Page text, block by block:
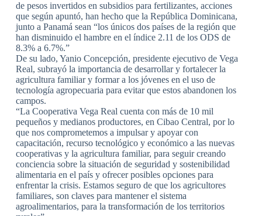
de pesos invertidos en subsidios para fertilizantes, acciones
que según apuntó, han hecho que la República Dominicana,
junto a Panamá sean “los únicos dos países de la región que
han disminuido el hambre en el índice 2.11 de los ODS de
8.3% a 6.7%.”
De su lado, Yanio Concepción, presidente ejecutivo de Vega
Real, subrayó la importancia de desarrollar y fortalecer la
agricultura familiar y formar a los jóvenes en el uso de
tecnología agropecuaria para evitar que estos abandonen los
campos.
“La Cooperativa Vega Real cuenta con más de 10 mil
pequeños y medianos productores, en Cibao Central, por lo
que nos comprometemos a impulsar y apoyar con
capacitación, recurso tecnológico y económico a las nuevas
cooperativas y la agricultura familiar, para seguir creando
conciencia sobre la situación de seguridad y sostenibilidad
alimentaria en el país y ofrecer posibles opciones para
enfrentar la crisis. Estamos seguro de que los agricultores
familiares, son claves para mantener el sistema
agroalimentarios, para la transformación de los territorios